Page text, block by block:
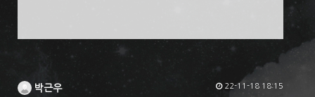
박근우 22-11-18 18:15